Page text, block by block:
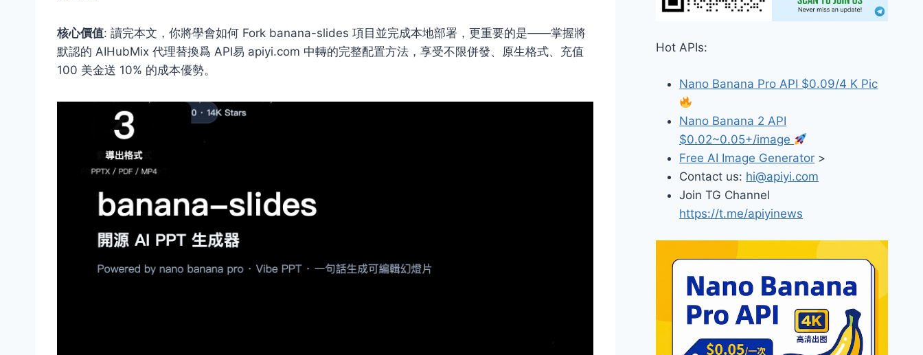
核心價值: 讀完本文，你將學會如何 Fork banana-slides 項目並完成本地部署，更重要的是——掌握將
默認的 AIHubMix 代理替換爲 API易 apiyi.com 中轉的完整配置方法，享受不限併發、原生格式、充值
100 美金送 10% 的成本優勢。
Hot APIs:
Nano Banana Pro API $0.09/4 K Pic
Nano Banana 2 API
$0.02~0.05+/image
Free AI Image Generator >
Contact us: hi@apiyi.com
Join TG Channel
https://t.me/apiyinews